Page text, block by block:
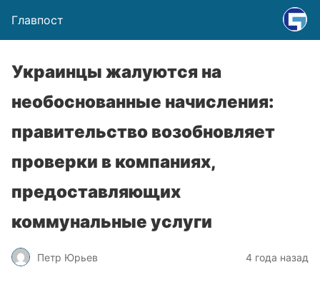
Главпост
Украинцы жалуются на
необоснованные начисления:
правительство возобновляет
проверки в компаниях,
предоставляющих
коммунальные услуги
Петр Юрьев 4 года назад